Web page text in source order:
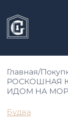
Главная/
РОСКОШНАЯ
ИДОМ НА
Будва